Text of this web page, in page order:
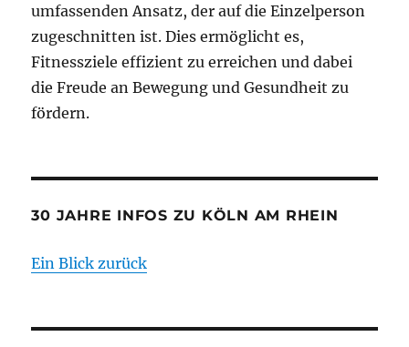
umfassenden Ansatz, der auf die Einzelperson
zugeschnitten ist. Dies ermöglicht es,
Fitnessziele effizient zu erreichen und dabei
die Freude an Bewegung und Gesundheit zu
fördern.
30 JAHRE INFOS ZU KÖLN AM RHEIN
Ein Blick zurück